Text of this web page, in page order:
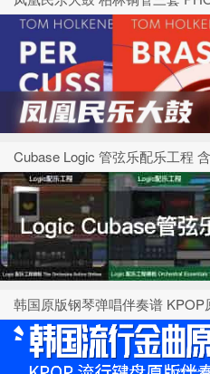
Cubase Logic 管弦乐配乐工程
韩国原版钢琴弹唱伴奏谱 KPOP